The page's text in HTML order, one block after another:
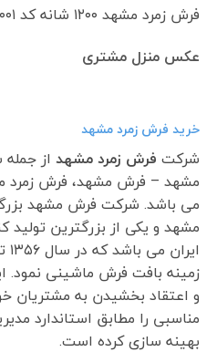
فرش زمرد مشهد ۱۲۰۰ شانه کد ۳۷۰۰۱ کرمی
عکس منزل مشتری
خرید فرش زمرد مشهد
شرکت فرش زمرد مشهداز
مشهد – فرش مشهد، فرش
می باشد. شرکت فرش مشهد
مشهد و یکی از بزرگترین
زمینه بافت فرش ماشینی نمود.
و اعتقاد بخشیدن به
بهینه سازی کرده است.